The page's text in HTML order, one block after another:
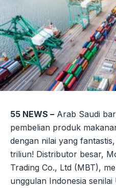
55 NEWS – Arab Saudi
pembelian produk
dengan nilai yang
triliun! Distributor besar,
Trading Co., Ltd (MBT),
unggulan Indonesia